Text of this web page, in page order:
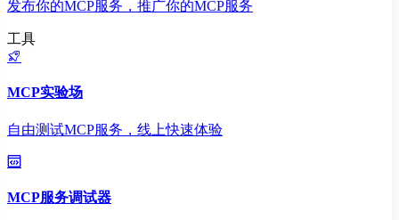
发布你的MCP服务，推广你的MCP服务
工具
MCP实验场
自由测试MCP服务，线上快速体验
MCP服务调试器